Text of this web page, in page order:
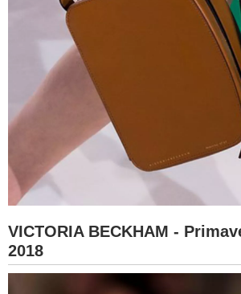
VICTORIA BECKHAM -
2018